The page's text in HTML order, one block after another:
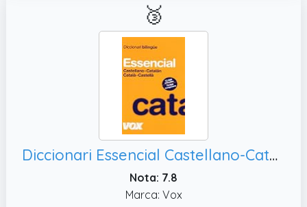
🥉
Diccionari Essencial Castellano-Catalán / Català-Castellà (Vox - Lengua Catalana - Diccionarios Generales)
Nota: 7.8
Marca: Vox